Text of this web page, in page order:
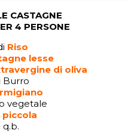
CASTAGNE
4 PERSONE
Riso
lesse
di oliva
Burro
vegetale
piccola
q.b.